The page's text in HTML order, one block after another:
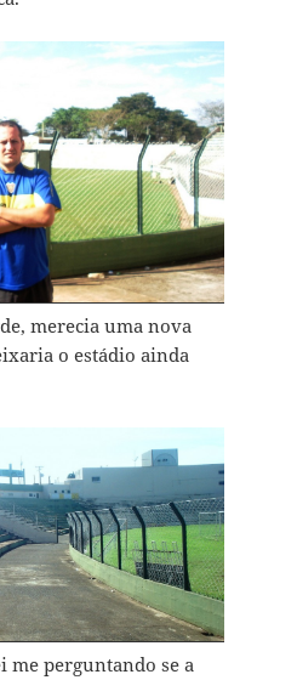
merecia uma nova
o estádio ainda
me perguntando se a